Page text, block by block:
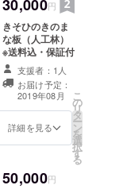
30,000円
きそひのきのま
な板（人工林）
※送料込・保証付
支援者：1人
お届け予定：
2019年08月
詳細を見る
こ
の
リ
タ
ー
ン
を
選
択
す
る
50,000円